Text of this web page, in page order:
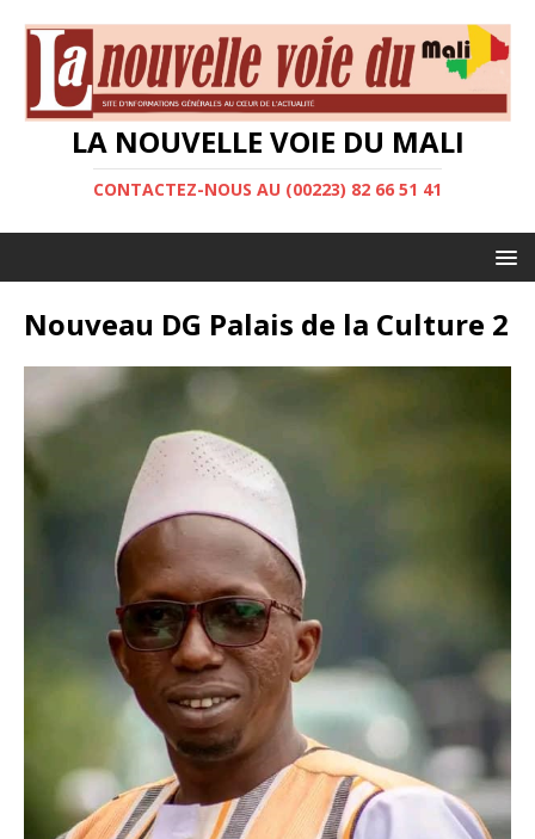
LA NOUVELLE VOIE DU MALI
CONTACTEZ-NOUS AU (00223) 82 66 51 41
Nouveau DG Palais de la Culture 2